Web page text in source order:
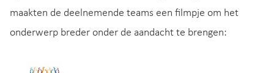
maakten de deelnemende teams een filmpje om het
onderwerp breder onder de aandacht te brengen: